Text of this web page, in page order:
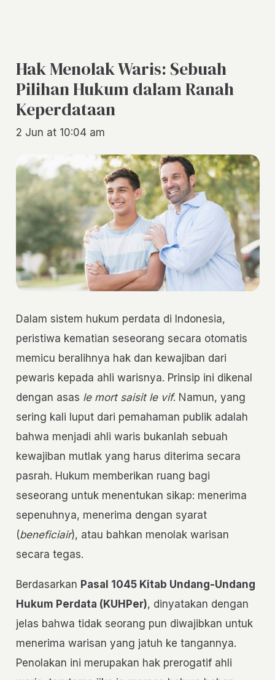
Hak Menolak Waris: Sebuah
Pilihan Hukum dalam Ranah
Keperdataan
2 Jun at 10:04 am
Dalam sistem hukum perdata di Indonesia,
peristiwa kematian seseorang secara otomatis
memicu beralihnya hak dan kewajiban dari
pewaris kepada ahli warisnya. Prinsip ini dikenal
dengan asas le mort saisit le vif. Namun, yang
sering kali luput dari pemahaman publik adalah
bahwa menjadi ahli waris bukanlah sebuah
kewajiban mutlak yang harus diterima secara
pasrah. Hukum memberikan ruang bagi
seseorang untuk menentukan sikap: menerima
sepenuhnya, menerima dengan syarat
(beneficiair), atau bahkan menolak warisan
secara tegas.
Berdasarkan Pasal 1045 Kitab Undang-Undang
Hukum Perdata (KUHPer), dinyatakan dengan
jelas bahwa tidak seorang pun diwajibkan untuk
menerima warisan yang jatuh ke tangannya.
Penolakan ini merupakan hak prerogatif ahli